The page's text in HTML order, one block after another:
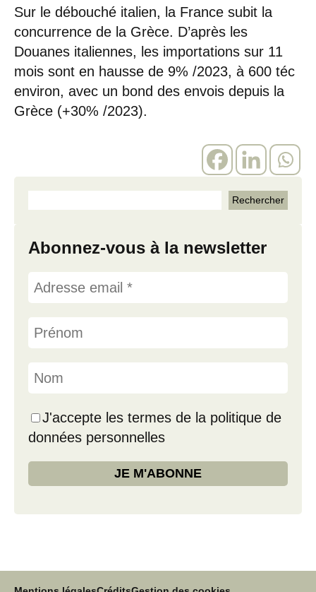
Sur le débouché italien, la France subit la
concurrence de la Grèce. D’après les
Douanes italiennes, les importations sur 11
mois sont en hausse de 9% /2023, à 600 téc
environ, avec un bond des envois depuis la
Grèce (+30% /2023).
Abonnez-vous à la newsletter
J'accepte les termes de la politique de
données personnelles